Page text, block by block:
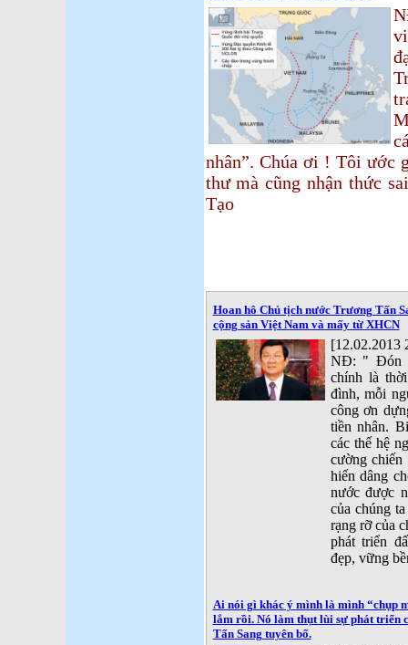
nhân”. Chúa ơi ! Tôi ước
thư mà cũng nhận thức
Tạo
Hoan hô Chủ tịch nước Trương Tấn
cộng sản Việt Nam và mấy từ XHCN
[12.02.2013
NĐ: " Đón
chính là
đình, mỗi
công ơn
tiền nhân.
các thế hệ
cường chiến
hiến dâng
nước được
của chúng
rạng rỡ của
phát triển
đẹp, vững
Ai nói gì khác ý mình là mình “chụp
lắm rồi. Nó làm thụt lùi sự phát triển
Tấn Sang tuyên bố.